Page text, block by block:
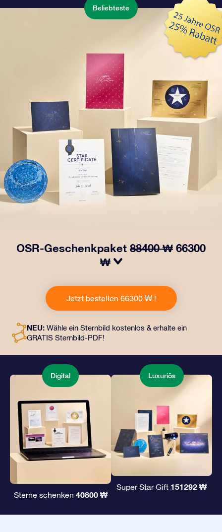
Beliebteste
OSR-Geschenkpaket 88400 ₩ 66300
₩
Geschenkpaket! Dieses Geschenk enthält einen
schönen Umschlag und personalisierte Dokumente, die
an eine Adresse Ihrer Wahl gesendet werden, sowie
unserer Apps. Es ist eine zauberhafte Art, Freunden und
Liebsten ein unvergängliches Geschenk zu
Jetzt bestellen 66300 ₩ !
NEU: Wähle ein Sternbild kostenlos & erhalte ein
GRATIS Sternbild-PDF!
Digital
Sterne schenken 40800 ₩
Luxuriös
Super Star Gift 151292 ₩